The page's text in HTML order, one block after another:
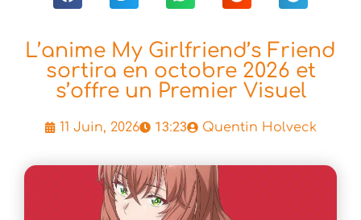
L’anime My Girlfriend’s Friend
sortira en octobre 2026 et
s’offre un Premier Visuel
11 Juin, 2026 13:23 Quentin Holveck